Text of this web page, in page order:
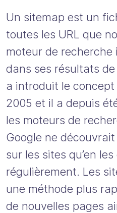
Un sitemap est un
toutes les URL que
moteur de recherche
dans ses résultats
a introduit le concept
2005 et il a depuis
les moteurs de
Google ne
sur les sites qu’en
régulièrement. Les
une méthode plus
de nouvelles pages